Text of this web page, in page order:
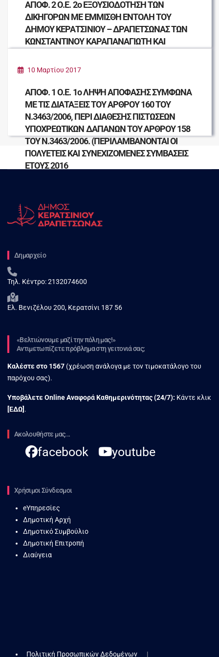
ΑΠΟΦ. 2 Ο.Ε. 2ο ΕΞΟΥΣΙΟΔΟΤΗΣΗ ΤΩΝ
ΔΙΚΗΓΟΡΩΝ ΜΕ ΕΜΜΙΣΘΗ ΕΝΤΟΛΗ ΤΟΥ
ΔΗΜΟΥ ΚΕΡΑΤΣΙΝΙΟΥ – ΔΡΑΠΕΤΣΩΝΑΣ ΤΩΝ
ΚΩΝΣΤΑΝΤΙΝΟΥ ΚΑΡΑΠΑΝΑΓΙΩΤΗ ΚΑΙ
ΝΟΜΙΚΑ ΤΗΝ ΥΠΟΘΕΣΗ ΔΕΛΑΒΕΡΙΔΗ
10 Μαρτίου 2017
ΑΠΟΦ. 1 Ο.Ε. 1ο ΛΗΨΗ ΑΠΟΦΑΣΗΣ ΣΥΜΦΩΝΑ
ΜΕ ΤΙΣ ΔΙΑΤΑΞΕΙΣ ΤΟΥ ΑΡΘΡΟΥ 160 ΤΟΥ
Ν.3463/2006, ΠΕΡΙ ΔΙΑΘΕΣΗΣ ΠΙΣΤΩΣΕΩΝ
ΥΠΟΧΡΕΩΤΙΚΩΝ ΔΑΠΑΝΩΝ ΤΟΥ ΑΡΘΡΟΥ 158
ΤΟΥ Ν.3463/2006. (ΠΕΡΙΛΑΜΒΑΝΟΝΤΑΙ ΟΙ
ΠΟΛΥΕΤΕΙΣ ΚΑΙ ΣΥΝΕΧΙΖΟΜΕΝΕΣ ΣΥΜΒΑΣΕΙΣ
ΕΤΟΥΣ 2016
Δημαρχείο
Τηλ. Κέντρο:2132074600
Ελ. Βενιζέλου 200, Κερατσίνι 187 56
«Βελτιώνουμε μαζί την πόλη μας!»
Αντιμετωπίζετε πρόβλημα στη γειτονιά σας;
Καλέστε στο 1567 (χρέωση ανάλογα με τον τιμοκατάλογο του
παρόχου σας).
Υποβάλετε Online Αναφορά Kαθημερινότητας (24/7): Κάντε κλικ
[ΕΔΩ] .
Ακολουθήστε μας...
facebook youtube
Χρήσιμοι Σύνδεσμοι
eΥπηρεσίες
Δημοτική Αρχή
Δημοτικό Συμβούλιο
Δημοτική Επιτροπή
Διαύγεια
Πολιτική Προσωπικών Δεδομένων